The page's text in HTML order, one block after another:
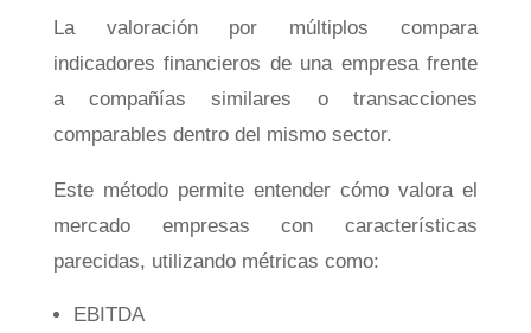
La valoración por múltiplos compara
indicadores financieros de una empresa frente
a compañías similares o transacciones
comparables dentro del mismo sector.
Este método permite entender cómo valora el
mercado empresas con características
parecidas, utilizando métricas como:
EBITDA